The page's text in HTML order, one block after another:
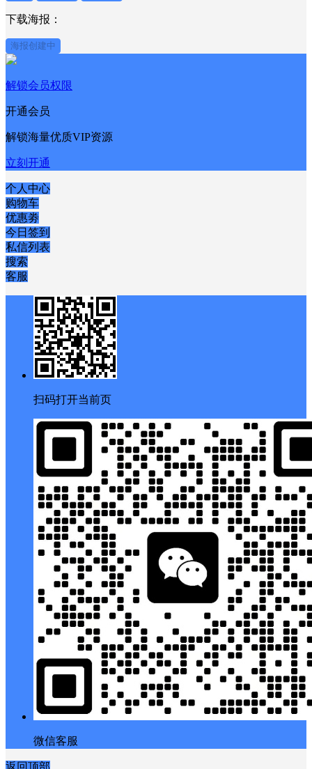
下载海报：
海报创建中
解锁会员权限
开通会员
解锁海量优质VIP资源
立刻开通
个人中心
购物车
优惠劵
今日签到
私信列表
搜索
客服
扫码打开当前页
微信客服
返回顶部